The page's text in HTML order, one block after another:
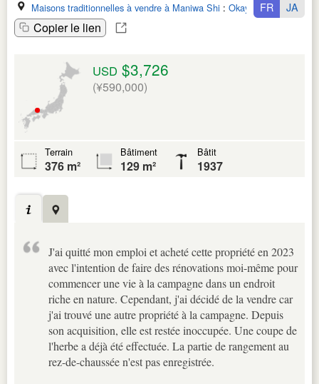
Maisons traditionnelles à vendre à Maniwa Shi : Okayama Ken
Copier le lien
FR JA
USD $3,726
(¥590,000)
Terrain
376 m²
Bâtiment
129 m²
Bâtit
1937
J'ai quitté mon emploi et acheté cette propriété en 2023
avec l'intention de faire des rénovations moi-même pour
commencer une vie à la campagne dans un endroit
riche en nature. Cependant, j'ai décidé de la vendre car
j'ai trouvé une autre propriété à la campagne. Depuis
son acquisition, elle est restée inoccupée. Une coupe de
l'herbe a déjà été effectuée. La partie de rangement au
rez-de-chaussée n'est pas enregistrée.